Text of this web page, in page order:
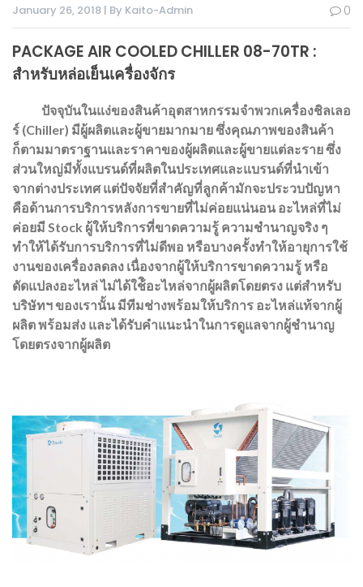
January 26, 2018 | By Kaito-Admin 0
PACKAGE AIR COOLED CHILLER 08-70TR :
สำหรับหล่อเย็นเครื่องจักร
ปัจจุบันในแง่ของสินค้าอุตสาหกรรมจำพวกเครื่องชิลเลอ
ร์ (Chiller) มีผู้ผลิตและผู้ขายมากมาย ซึ่งคุณภาพของสินค้า
ก็ตามมาตราฐานและราคาของผู้ผลิตและผู้ขายแต่ละราย ซึ่ง
ส่วนใหญ่มีทั้งแบรนด์ที่ผลิตในประเทศและแบรนด์ที่นำเข้า
จากต่างประเทศ แต่ปัจจัยที่สำคัญที่ลูกค้ามักจะประวบปัญหา
คือด้านการบริการหลังการขายที่ไม่ค่อยแน่นอน อะไหล่ที่ไม่
ค่อยมี Stock ผู้ให้บริการที่ขาดความรู้ ความชำนาญจริง ๆ
ทำให้ได้รับการบริการที่ไม่ดีพอ หรือบางครั้งทำให้อายุการใช้
งานของเครื่องลดลง เนื่องจากผู้ให้บริการขาดความรู้ หรือ
ดัดแปลงอะไหล่ ไม่ได้ใช้ิอะไหล่จากผู้ผลิตโดยตรง แต่สำหรับ
บริษัทฯ ของเรานั้น มีทีมช่างพร้อมให้บริการ อะไหล่แท้จากผู้
ผลิต พร้อมส่ง และได้รับคำแนะนำในการดูแลจากผู้ชำนาญ
โดยตรงจากผู้ผลิต